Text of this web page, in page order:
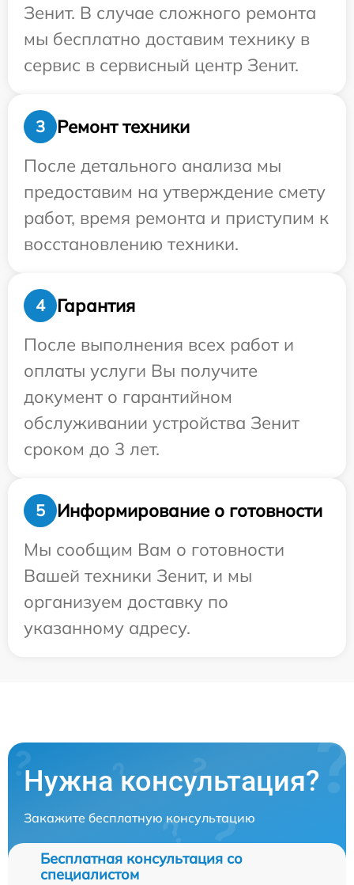
Зенит. В случае сложного ремонта
мы бесплатно доставим технику в
сервис в сервисный центр Зенит.
3
Ремонт техники
После детального анализа мы
предоставим на утверждение смету
работ, время ремонта и приступим к
восстановлению техники.
4
Гарантия
После выполнения всех работ и
оплаты услуги Вы получите
документ о гарантийном
обслуживании устройства Зенит
сроком до 3 лет.
5
Информирование о готовности
Мы сообщим Вам о готовности
Вашей техники Зенит, и мы
организуем доставку по
указанному адресу.
Нужна консультация?
Закажите бесплатную консультацию
Бесплатная консультация со
специалистом